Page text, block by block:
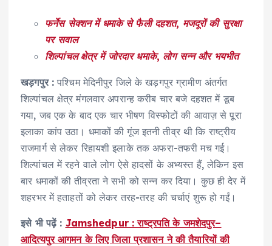
फर्नेस सेक्शन में धमाके से फैली दहशत, मजदूरों की सुरक्षा
पर सवाल
शिल्पांचल क्षेत्र में जोरदार धमाके, लोग सन्न और भयभीत
खड़गपुर : पश्चिम मेदिनीपुर जिले के खड़गपुर ग्रामीण अंतर्गत
शिल्पांचल क्षेत्र मंगलवार अपरान्ह करीब चार बजे दहशत में डूब
गया, जब एक के बाद एक चार भीषण विस्फोटों की आवाज़ से पूरा
इलाका कांप उठा। धमाकों की गूंज इतनी तीव्र थी कि राष्ट्रीय
राजमार्ग से लेकर रिहायशी इलाके तक अफरा-तफरी मच गई।
शिल्पांचल में रहने वाले लोग ऐसे हादसों के अभ्यस्त हैं, लेकिन इस
बार धमाकों की तीव्रता ने सभी को सन्न कर दिया। कुछ ही देर में
शहरभर में हताहतों को लेकर तरह-तरह की चर्चाएं शुरू हो गईं।
इसे भी पढ़ें : Jamshedpur : राष्ट्रपति के जमशेदपुर–
आदित्यपुर आगमन के लिए जिला प्रशासन ने की तैयारियों की